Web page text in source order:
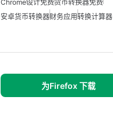
Chrome设计免费货币转换器免费
安卓货币转换器财务应用转换计算器
为Firefox 下载